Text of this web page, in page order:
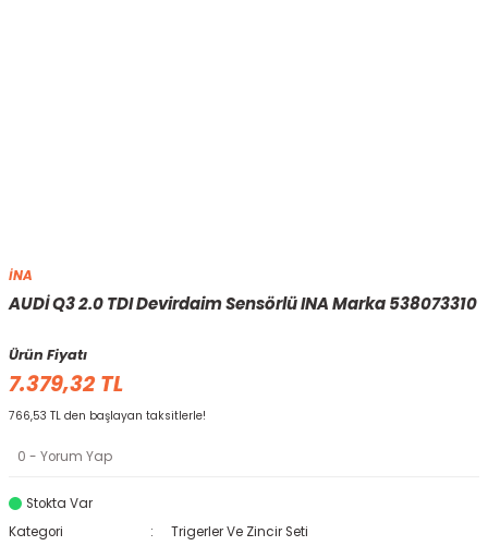
İNA
AUDİ Q3 2.0 TDI Devirdaim Sensörlü INA Marka 538073310
Ürün Fiyatı
7.379,32 TL
766,53 TL den başlayan taksitlerle!
0 - Yorum Yap
Stokta Var
Kategori
Trigerler Ve Zincir Seti